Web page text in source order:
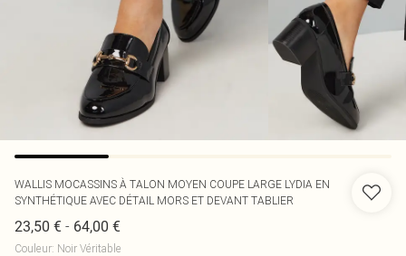
WALLIS MOCASSINS À TALON MOYEN COUPE LARGE LYDIA EN
SYNTHÉTIQUE AVEC DÉTAIL MORS ET DEVANT TABLIER
23,50 € - 64,00 €
Couleur: Noir Véritable